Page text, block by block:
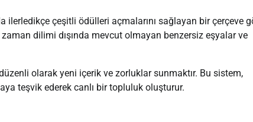
ilerledikçe çeşitli ödülleri açmalarını sağlayan bir çerçeve
dilimi dışında mevcut olmayan benzersiz eşyalar ve
olarak yeni içerik ve zorluklar sunmaktır. Bu sistem,
teşvik ederek canlı bir topluluk oluşturur.